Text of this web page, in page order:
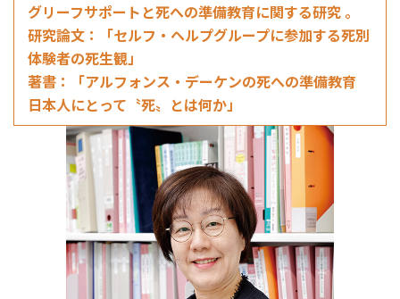
グリーフサポートと死への準備教育に関する研究 。
研究論文：「セルフ・ヘルプグループに参加する死別
体験者の死生観」
著書：「アルフォンス・デーケンの死への準備教育
日本人にとって〝死〟とは何か」